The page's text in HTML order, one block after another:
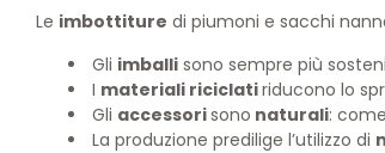
Le imbottiture di piumoni e sacchi
Gli imballi sono sempre più
I materiali riciclatiriducono lo
Gli accessorisono naturali:
La produzione predilige l’utilizzo di